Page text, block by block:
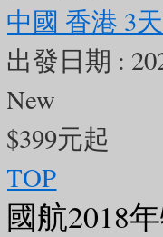
👉 專屬社群
額有限，趕
https://
界奇蹟 #跨
中國 香港 3
出發日期 :
New
$399元起
TOP
國航2018